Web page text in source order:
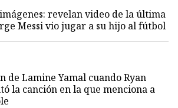
revelan video de la última
Messi vio jugar a su hijo al fútbol
de Lamine Yamal cuando Ryan
la canción en la que menciona a